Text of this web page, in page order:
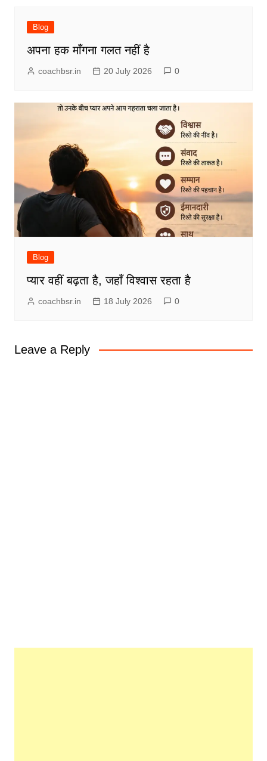
Blog
अपना हक माँगना गलत नहीं है
coachbsr.in 20 July 2026 0
Blog
प्यार वहीं बढ़ता है, जहाँ विश्वास रहता है
coachbsr.in 18 July 2026 0
Leave a Reply